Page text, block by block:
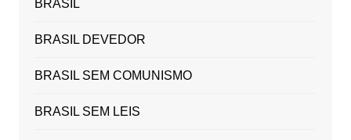
BRASIL
BRASIL DEVEDOR
BRASIL SEM COMUNISMO
BRASIL SEM LEIS